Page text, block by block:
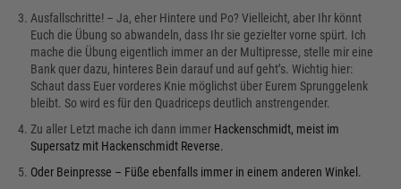
Ausfallschritte! – Ja, eher Hintere und Po? Vielleicht, aber Ihr könnt
Euch die Übung so abwandeln, dass Ihr sie gezielter vorne spürt. Ich
mache die Übung eigentlich immer an der Multipresse, stelle mir eine
Bank quer dazu, hinteres Bein darauf und auf geht’s. Wichtig hier:
Schaut dass Euer vorderes Knie möglichst über Eurem Sprunggelenk
bleibt. So wird es für den Quadriceps deutlich anstrengender.
Zu aller Letzt mache ich dann immer Hackenschmidt, meist im
Supersatz mit Hackenschmidt Reverse.
Oder Beinpresse – Füße ebenfalls immer in einem anderen Winkel.